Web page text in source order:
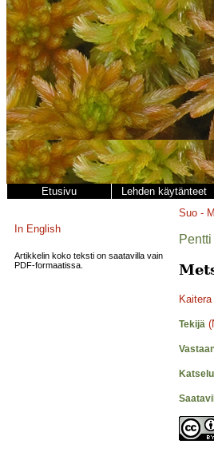
Etusivu Lehden käytänteet
In English
Artikkelin koko teksti on saatavilla vain
PDF-formaatissa.
Suo -
Kaitera
Tekijä